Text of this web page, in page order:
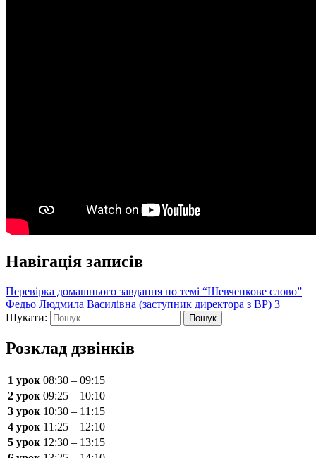
Навігація записів
Перевірка домашнього завдання по темі “Шевченкове слово”
Федьо Людмила Василівна (заступник директора з ВР) 3
Шукати:
Розклад дзвінків
1 урок 08:30 – 09:15
2 урок 09:25 – 10:10
3 урок 10:30 – 11:15
4 урок 11:25 – 12:10
5 урок 12:30 – 13:15